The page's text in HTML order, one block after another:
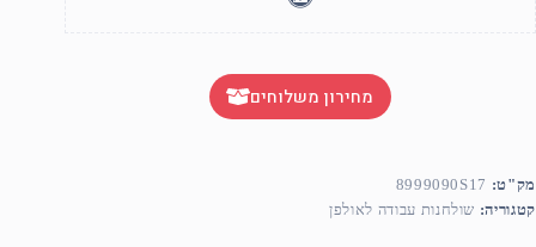
מחירון משלוחים
מק"ט: 8999090S17
קטגוריה: שולחנות עבודה לאולפן